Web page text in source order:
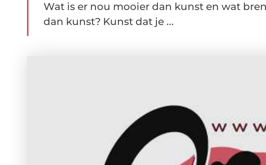
Wat is er nou mooier dan kunst en wat
dan kunst? Kunst dat je ...